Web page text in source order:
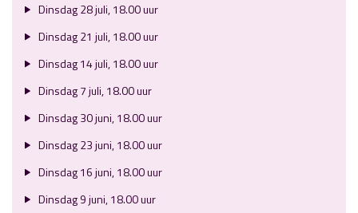
Dinsdag 28 juli, 18.00 uur
Dinsdag 21 juli, 18.00 uur
Dinsdag 14 juli, 18.00 uur
Dinsdag 7 juli, 18.00 uur
Dinsdag 30 juni, 18.00 uur
Dinsdag 23 juni, 18.00 uur
Dinsdag 16 juni, 18.00 uur
Dinsdag 9 juni, 18.00 uur